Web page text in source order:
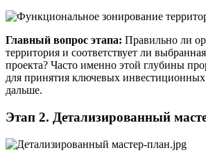
Главный вопрос этапа: Правильно ли
территория и соответствует ли
проекта? Часто именно этой глубины
для принятия ключевых
дальше.
Этап 2. Детализированный